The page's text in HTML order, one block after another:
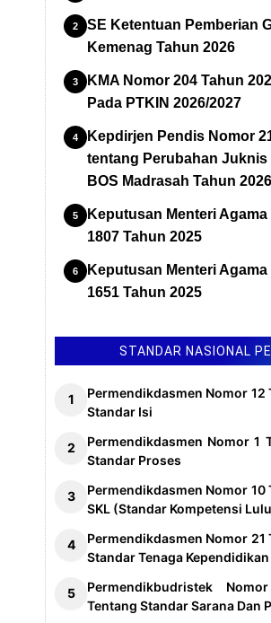
SE Ketentuan Pemberian
Kemenag Tahun 2026
KMA Nomor 204 Tahun
Pada PTKIN 2026/2027
Kepdirjen Pendis Nomor
tentang Perubahan Juknis
BOS Madrasah Tahun 2026
Keputusan Menteri
1807 Tahun 2025
Keputusan Menteri
1651 Tahun 2025
STANDAR NASIONAL
Permendikdasmen Nomor 12
Standar Isi
Permendikdasmen Nomor 1
Standar Proses
Permendikdasmen Nomor 10
SKL (Standar Kompetensi
Permendikdasmen Nomor 21
Standar Tenaga Kependidikan
Permendikbudristek
Tentang Standar Sarana Dan